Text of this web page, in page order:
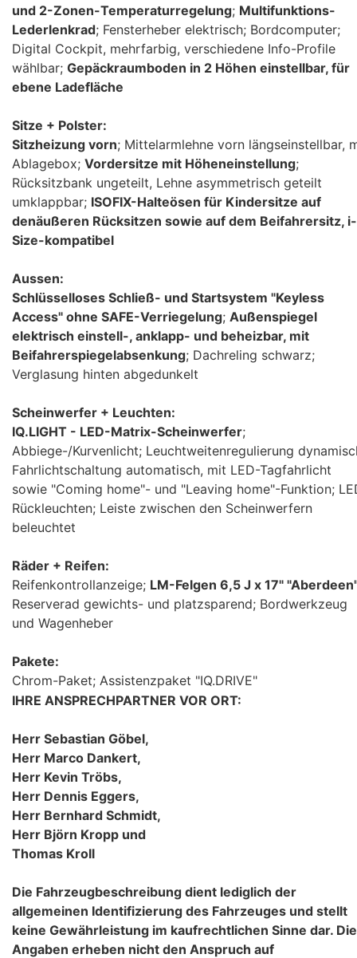
und 2-Zonen-Temperaturregelung; Multifunktions-
Lederlenkrad; Fensterheber elektrisch; Bordcomputer;
Digital Cockpit, mehrfarbig, verschiedene Info-Profile
wählbar; Gepäckraumboden in 2 Höhen einstellbar, für
ebene Ladefläche
Sitze + Polster:
Sitzheizung vorn; Mittelarmlehne vorn längseinstellbar,
Ablagebox; Vordersitze mit Höheneinstellung;
Rücksitzbank ungeteilt, Lehne asymmetrisch geteilt
umklappbar; ISOFIX-Halteösen für Kindersitze auf
denäußeren Rücksitzen sowie auf dem Beifahrersitz, i-
Size-kompatibel
Aussen:
Schlüsselloses Schließ- und Startsystem "Keyless
Access" ohne SAFE-Verriegelung; Außenspiegel
elektrisch einstell-, anklapp- und beheizbar, mit
Beifahrerspiegelabsenkung; Dachreling schwarz;
Verglasung hinten abgedunkelt
Scheinwerfer + Leuchten:
IQ.LIGHT - LED-Matrix-Scheinwerfer;
Abbiege-/Kurvenlicht; Leuchtweitenregulierung
Fahrlichtschaltung automatisch, mit LED-Tagfahrlicht
sowie "Coming home"- und "Leaving home"-Funktion;
Rückleuchten; Leiste zwischen den Scheinwerfern
beleuchtet
Räder + Reifen:
Reifenkontrollanzeige; LM-Felgen 6,5 J x 17"
Reserverad gewichts- und platzsparend; Bordwerkzeug
und Wagenheber
Pakete:
Chrom-Paket; Assistenzpaket "IQ.DRIVE"
IHRE ANSPRECHPARTNER VOR ORT:
Herr Sebastian Göbel,
Herr Marco Dankert,
Herr Kevin Tröbs,
Herr Dennis Eggers,
Herr Bernhard Schmidt,
Herr Björn Kropp und
Thomas Kroll
Die Fahrzeugbeschreibung dient lediglich der
allgemeinen Identifizierung des Fahrzeuges und stellt
keine Gewährleistung im kaufrechtlichen Sinne dar. Die
Angaben erheben nicht den Anspruch auf